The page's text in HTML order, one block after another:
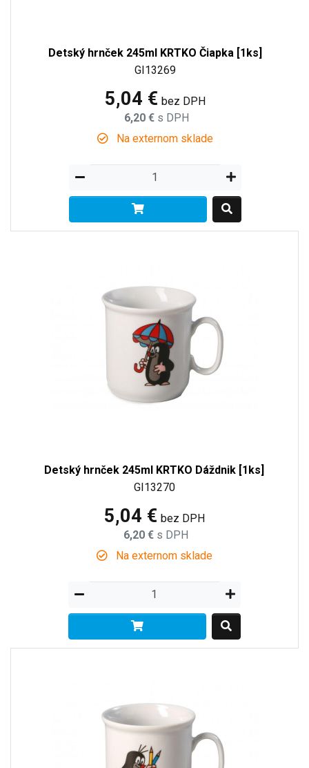
Detský hrnček 245ml KRTKO Čiapka [1ks]
GI13269
5,04 € bez DPH
6,20 € s DPH
Na externom sklade
Detský hrnček 245ml KRTKO Dáždnik [1ks]
GI13270
5,04 € bez DPH
6,20 € s DPH
Na externom sklade